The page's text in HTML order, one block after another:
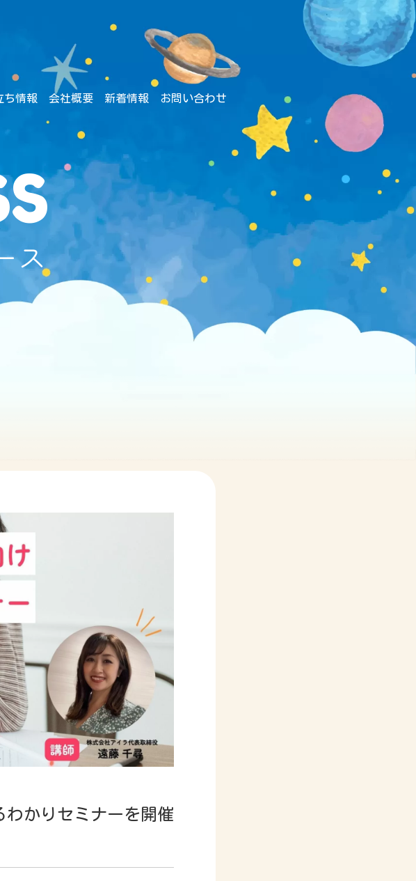
ち情報 会社概要 新着情報 お問い合わせ
ス
わかりセミナーを開催